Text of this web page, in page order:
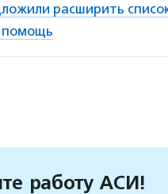
расширить
помощь
работу АСИ!